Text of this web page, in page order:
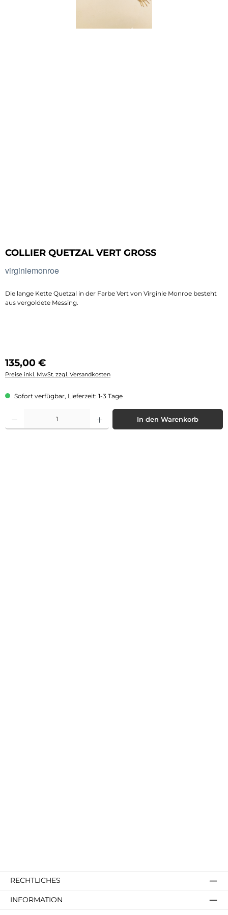
COLLIER QUETZAL VERT GROSS
virginiemonroe
Die lange Kette Quetzal in der Farbe Vert von Virginie Monroe besteht
aus vergoldete Messing.
Regulärer Preis:
135,00 €
Preise inkl. MwSt. zzgl. Versandkosten
Sofort verfügbar, Lieferzeit: 1-3 Tage
Produkt Anzahl: Gib den gewünschten Wert ein oder benutze die
In den Warenkorb
RECHTLICHES
INFORMATION